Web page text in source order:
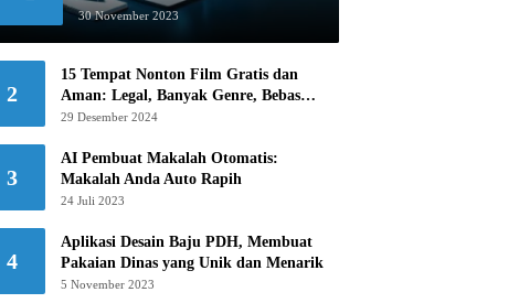
30 November 2023
2
15 Tempat Nonton Film Gratis dan
Aman: Legal, Banyak Genre, Bebas
Khawatir!
29 Desember 2024
3
AI Pembuat Makalah Otomatis:
Makalah Anda Auto Rapih
24 Juli 2023
4
Aplikasi Desain Baju PDH, Membuat
Pakaian Dinas yang Unik dan Menarik
5 November 2023